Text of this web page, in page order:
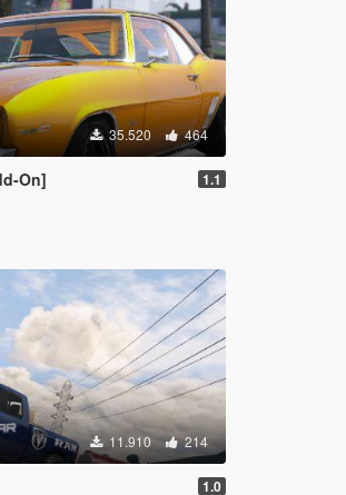
35.520 464
On] 1.1
11.910 214
1.0